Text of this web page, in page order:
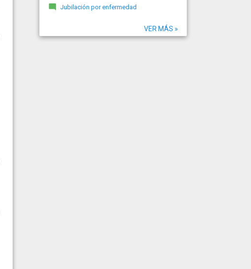
Jubilación por enfermedad
VER MÁS »